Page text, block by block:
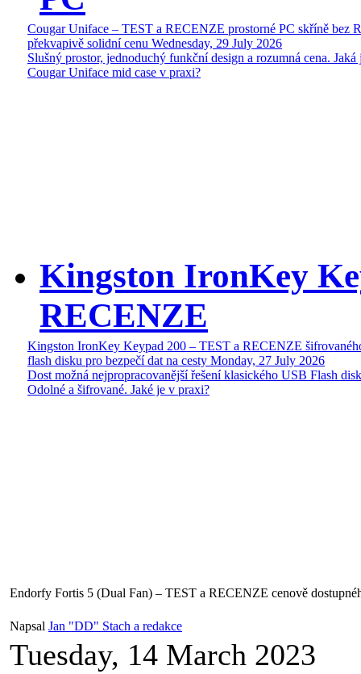
Cougar Uniface – TEST a RECENZE prostorné PC skříně bez
překvapivě solidní cenu Wednesday, 29 July 2026
Slušný prostor, jednoduchý funkční design a rozumná cena. Jaká
Cougar Uniface mid case v praxi?
Kingston IronKey
RECENZE
Kingston IronKey Keypad 200 – TEST a RECENZE
flash disku pro bezpečí dat na cesty Monday, 27 July 2026
Dost možná nejpropracovanější řešení klasického USB Flash
Odolné a šifrované. Jaké je v praxi?
Endorfy Fortis 5 (Dual Fan) – TEST a RECENZE cenově
Napsal Jan "DD" Stach a redakce
Tuesday, 14 March 2023